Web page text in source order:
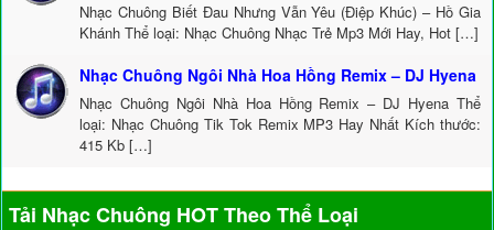
Nhạc Chuông Biết Đau Nhưng Vẫn Yêu (Điệp Khúc) – Hồ Gia
Khánh Thể loại: Nhạc Chuông Nhạc Trẻ Mp3 Mới Hay, Hot […]
Nhạc Chuông Ngôi Nhà Hoa Hồng Remix – DJ Hyena
Nhạc Chuông Ngôi Nhà Hoa Hồng Remix – DJ Hyena Thể
loại: Nhạc Chuông Tik Tok Remix MP3 Hay Nhất Kích thước:
415 Kb […]
Tải Nhạc Chuông HOT Theo Thể Loại